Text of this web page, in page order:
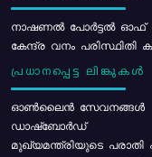
നാഷണൽ പോർട്ടൽ ഓഫ്
കേന്ദ്ര വനം
പ്രധാനപ്പെട്ട ലിങ്കുകൾ
ഓൺലൈൻ സേവനങ്ങൾ
ഡാഷ്ബോർഡ്
മുഖ്യമന്ത്രിയുടെ പരാതി